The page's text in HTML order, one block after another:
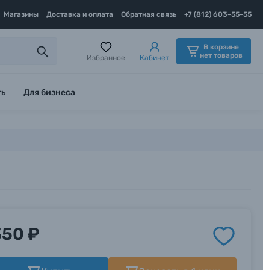
Магазины Доставка и оплата Обратная связь +7 (812) 603-55-55
Избранное Кабинет
В корзине
нет товаров
Для бизнеса
₽